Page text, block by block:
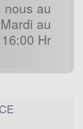
nous au
au
Hr